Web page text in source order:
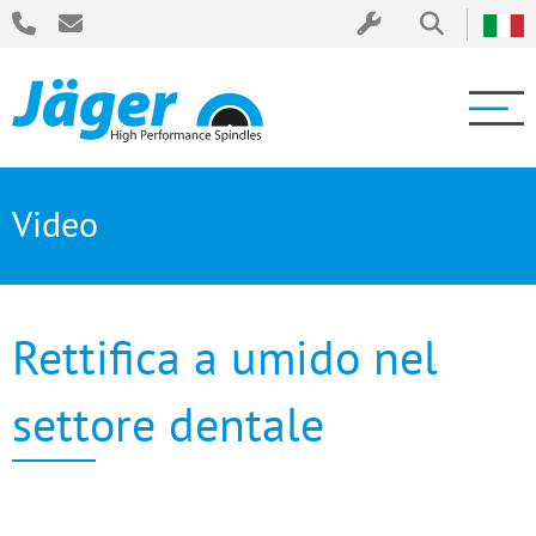
Video
Rettifica a umido nel
settore dentale